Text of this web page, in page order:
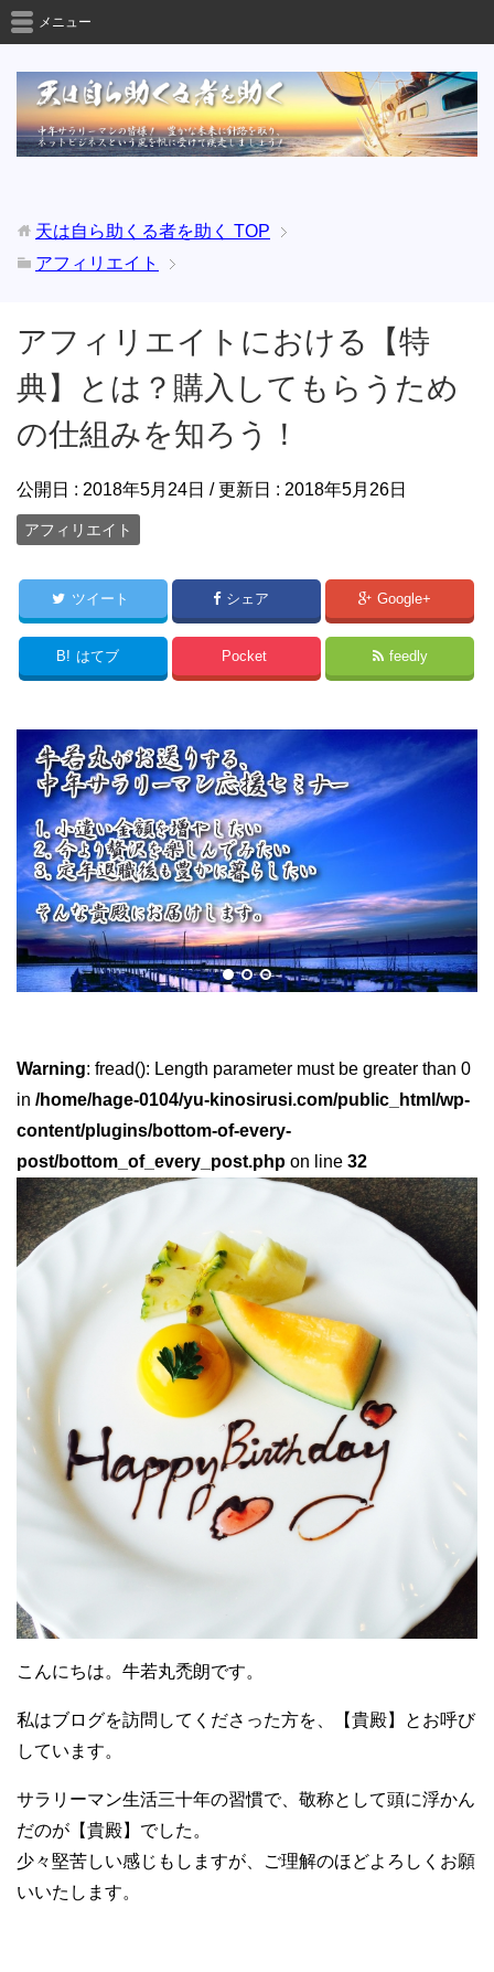
メニュー
天は自ら助くる者を助く TOP
アフィリエイト
アフィリエイトにおける【特
典】とは？購入してもらうため
の仕組みを知ろう！
公開日 : 2018年5月24日 / 更新日 : 2018年5月26日
アフィリエイト
ツイート シェア Google+
B! はてブ Pocket feedly
Warning: fread(): Length parameter must be greater than 0
in /home/hage-0104/yu-kinosirusi.com/public_html/wp-
content/plugins/bottom-of-every-
post/bottom_of_every_post.php on line 32
こんにちは。牛若丸禿朗です。
私はブログを訪問してくださった方を、【貴殿】とお呼び
しています。
サラリーマン生活三十年の習慣で、敬称として頭に浮かん
だのが【貴殿】でした。
少々堅苦しい感じもしますが、ご理解のほどよろしくお願
いいたします。